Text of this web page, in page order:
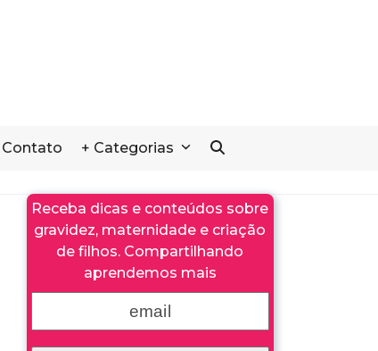
Contato + Categorias
Receba dicas e conteúdos sobre
gravidez, maternidade e criação
de filhos. Compartilhando
aprendemos mais